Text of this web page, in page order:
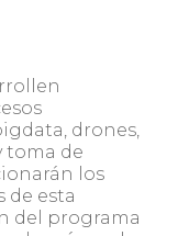
drones,
toma de
los
de esta
del programa